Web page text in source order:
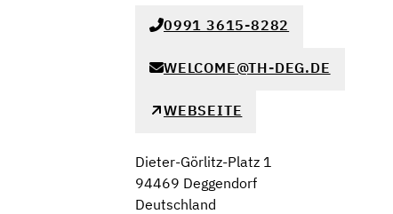
0991 3615-8282
WELCOME@TH-DEG.DE
WEBSEITE
Dieter-Görlitz-Platz 1
94469 Deggendorf
Deutschland